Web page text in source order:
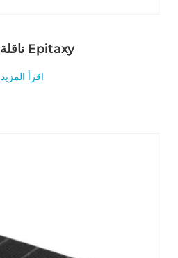
ناقلة الويفر Epitaxy
اقرأ المزيد